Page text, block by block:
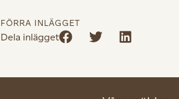
FÖRRA INLÄGGET
Dela inlägget